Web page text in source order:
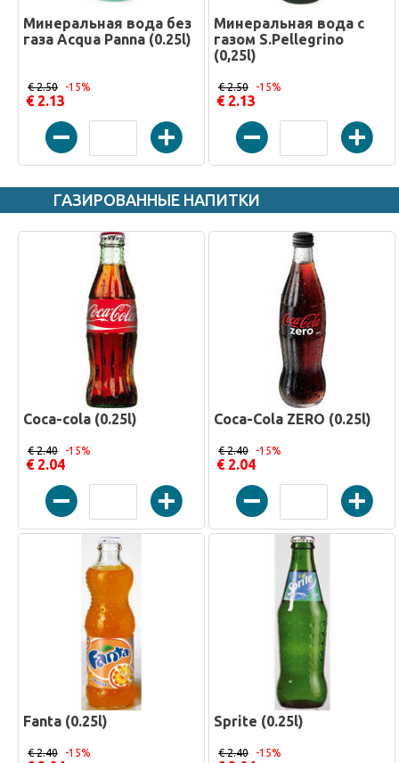
Минеральная вода без
газа Acqua Panna (0.25l)
€ 2.13
€ 2.50 -15%
Минеральная вода с
газом S.Pellegrino
(0,25l)
€ 2.13
€ 2.50 -15%
ГАЗИРОВАННЫЕ НАПИТКИ
Coca-cola (0.25l)
€ 2.04
€ 2.40 -15%
Coca-Cola ZERO (0.25l)
€ 2.04
€ 2.40 -15%
Fanta (0.25l)
€ 2.40 -15%
Sprite (0.25l)
€ 2.40 -15%